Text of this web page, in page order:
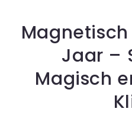
Magnetisch
Jaar –
Magisch